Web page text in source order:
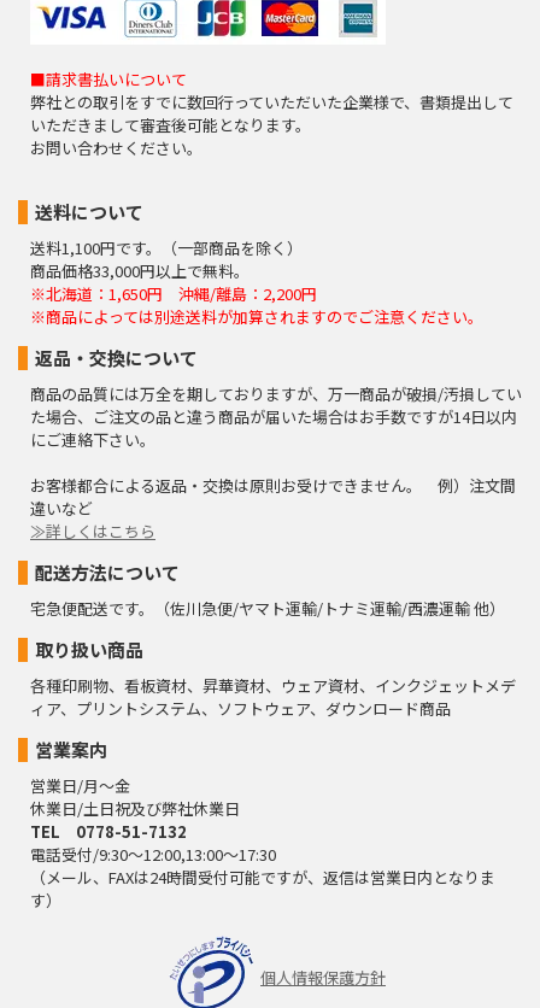
■請求書払いについて
弊社との取引をすでに数回行っていただいた企業様で、書類提出して
いただきまして審査後可能となります。
お問い合わせください。
送料について
送料1,100円です。（一部商品を除く）
商品価格33,000円以上で無料。
※北海道：1,650円 沖縄/離島：2,200円
※商品によっては別途送料が加算されますのでご注意ください。
返品・交換について
商品の品質には万全を期しておりますが、万一商品が破損/汚損してい
た場合、ご注文の品と違う商品が届いた場合はお手数ですが14日以内
にご連絡下さい。
お客様都合による返品・交換は原則お受けできません。 例）注文間
違いなど
≫詳しくはこちら
配送方法について
宅急便配送です。（佐川急便/ヤマト運輸/トナミ運輸/西濃運輸 他）
取り扱い商品
各種印刷物、看板資材、昇華資材、ウェア資材、インクジェットメデ
ィア、プリントシステム、ソフトウェア、ダウンロード商品
営業案内
営業日/月～金
休業日/土日祝及び弊社休業日
TEL 0778-51-7132
電話受付/9:30～12:00,13:00～17:30
（メール、FAXは24時間受付可能ですが、返信は営業日内となりま
す）
個人情報保護方針